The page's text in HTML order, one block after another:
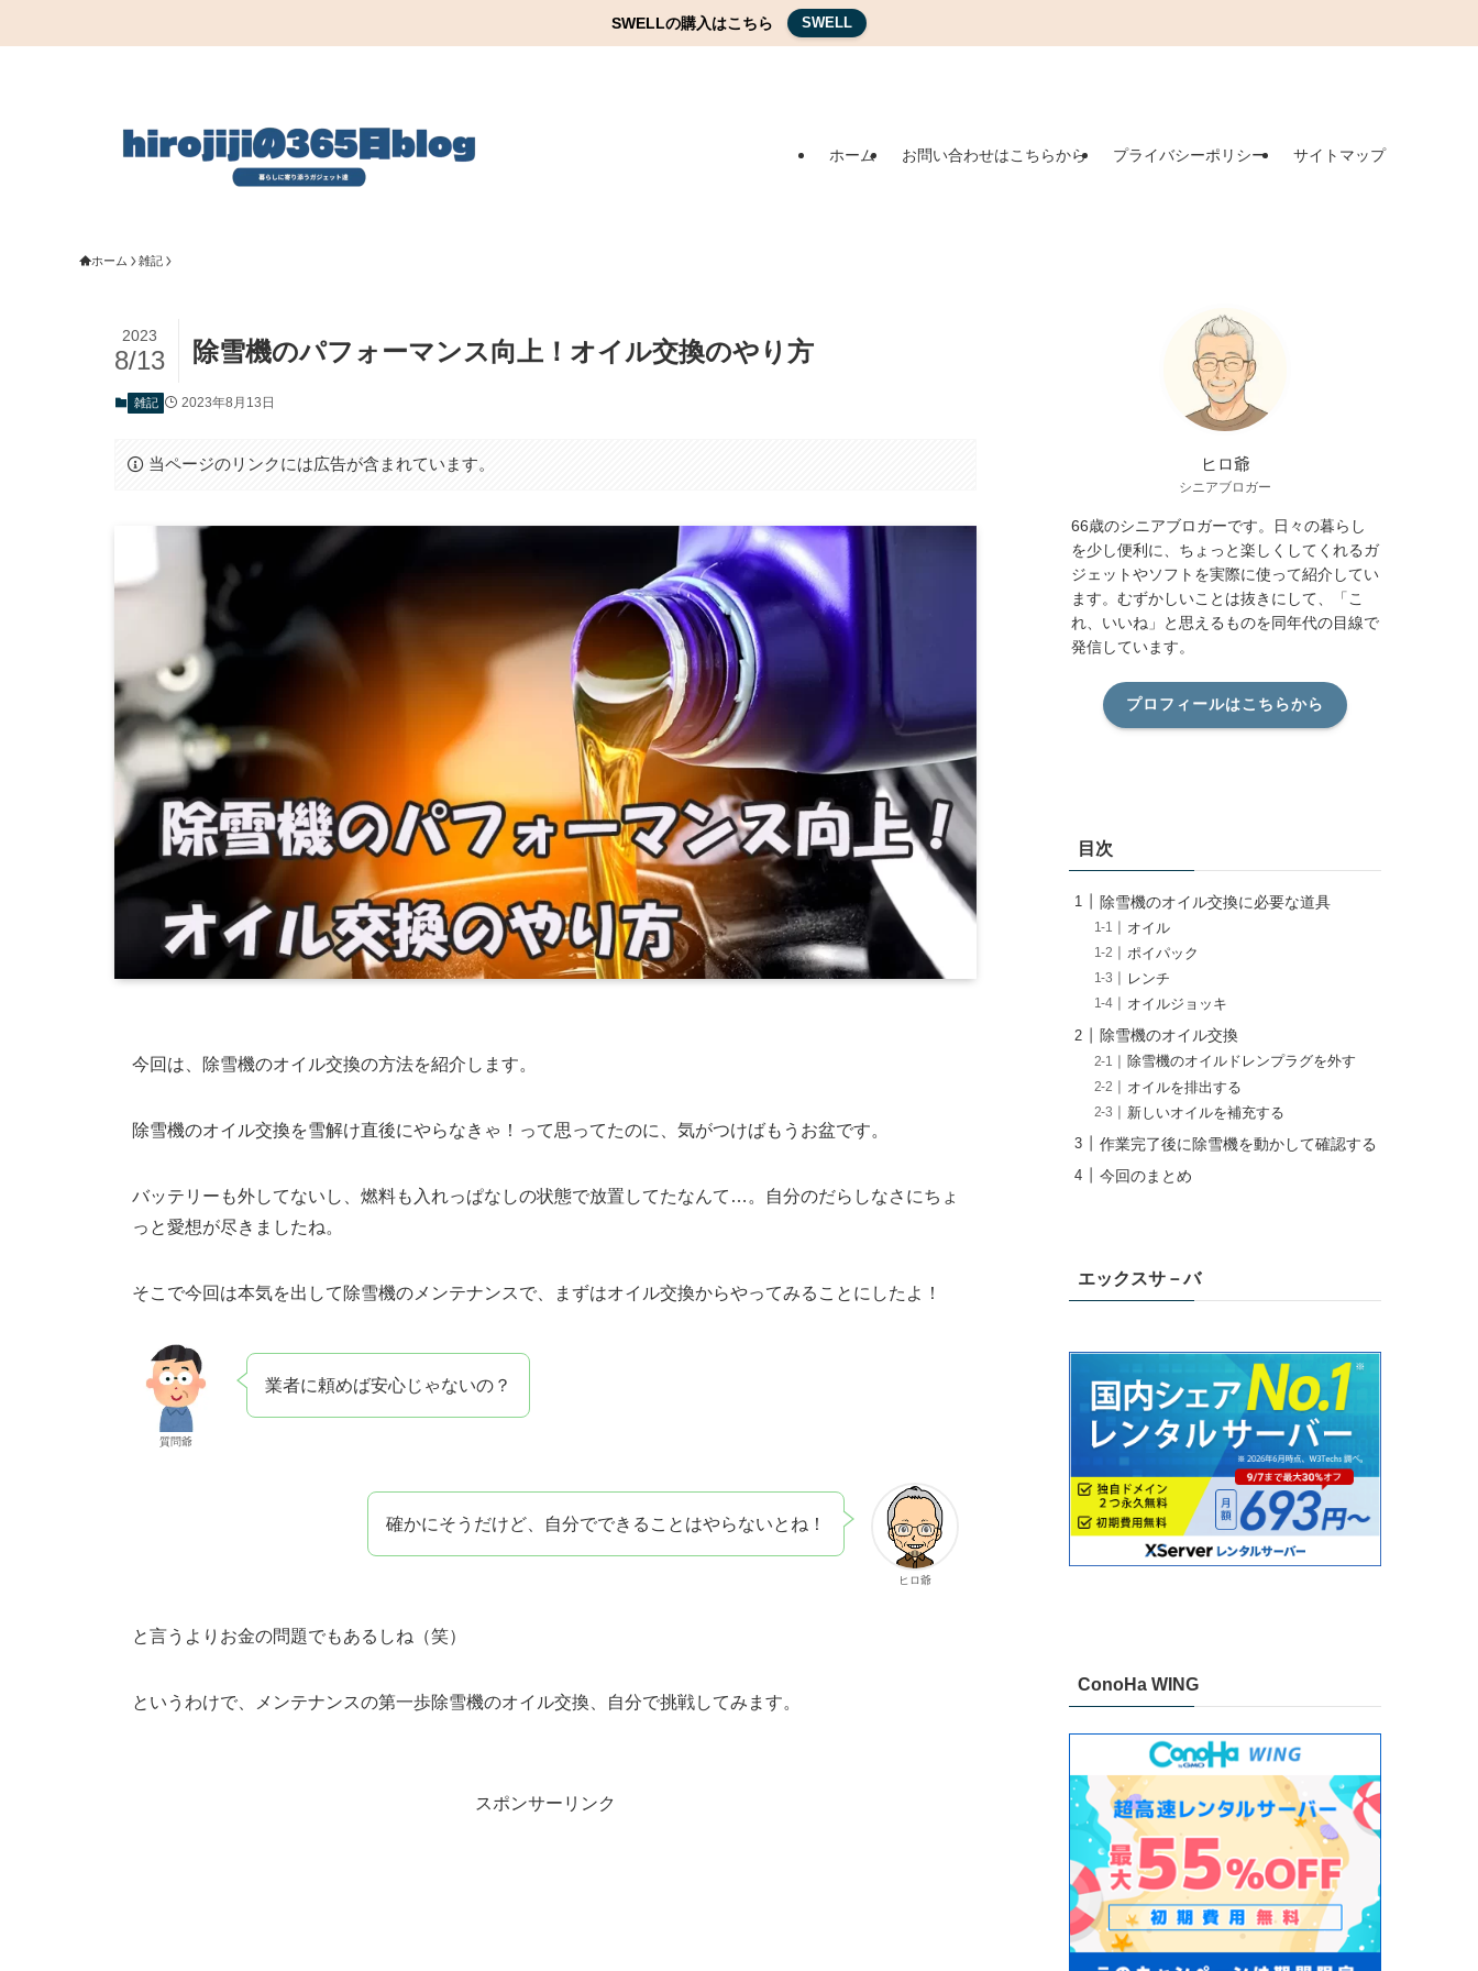
SWELLの購入はこちら SWELL
ホーム お問い合わせはこちらから プライバシーポリシー サイトマップ
ホーム 雑記
除雪機のパフォーマンス向上！オイル交換のやり方
2023
8/13
雑記 2023年8月13日
当ページのリンクには広告が含まれています。
今回は、除雪機のオイル交換の方法を紹介します。
除雪機のオイル交換を雪解け直後にやらなきゃ！って思ってたのに、気がつけばもうお盆です。
バッテリーも外してないし、燃料も入れっぱなしの状態で放置してたなんて…。自分のだらしなさにちょ
っと愛想が尽きましたね。
そこで今回は本気を出して除雪機のメンテナンスで、まずはオイル交換からやってみることにしたよ！
質問爺
業者に頼めば安心じゃないの？
ヒロ爺
確かにそうだけど、自分でできることはやらないとね！
と言うよりお金の問題でもあるしね（笑）
というわけで、メンテナンスの第一歩除雪機のオイル交換、自分で挑戦してみます。
スポンサーリンク
ヒロ爺
シニアブロガー
66歳のシニアブロガーです。日々の暮らし
を少し便利に、ちょっと楽しくしてくれるガ
ジェットやソフトを実際に使って紹介してい
ます。むずかしいことは抜きにして、「こ
れ、いいね」と思えるものを同年代の目線で
発信しています。
プロフィールはこちらから
目次
除雪機のオイル交換に必要な道具
オイル
ポイパック
レンチ
オイルジョッキ
除雪機のオイル交換
除雪機のオイルドレンプラグを外す
オイルを排出する
新しいオイルを補充する
作業完了後に除雪機を動かして確認する
今回のまとめ
エックスサ－バ
ConoHa WING